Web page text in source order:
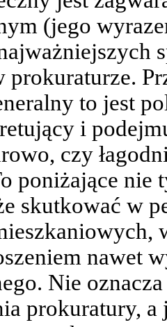
(jego
prokuraturze.
to jest
i
czy
poniżające nie
skutkować w
nawet
Nie
prokuratury, a